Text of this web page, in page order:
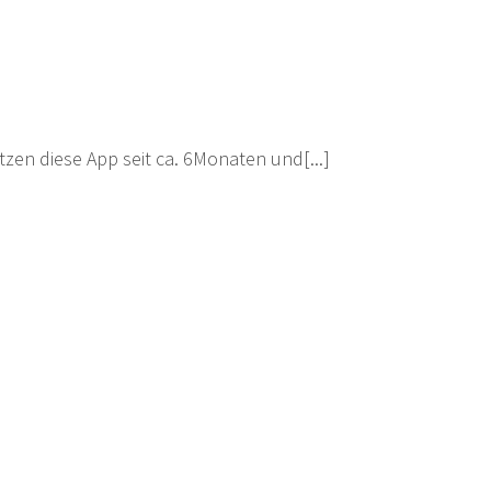
diese App seit ca. 6Monaten und[...]